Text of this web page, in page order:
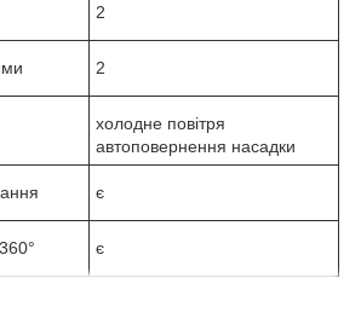
2
2
холодне повітря
автоповернення насадки
є
є